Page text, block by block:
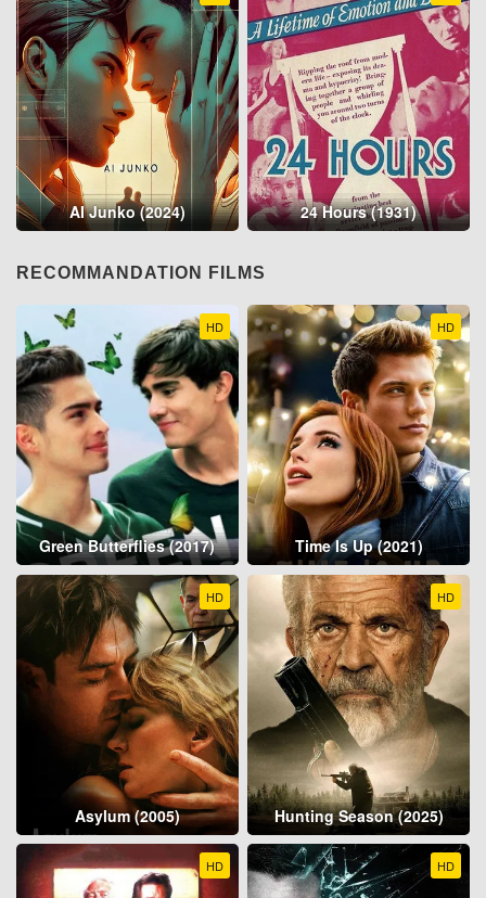
AI Junko (2024) 24 Hours (1931)
RECOMMANDATION FILMS
HD
Green Butterflies (2017)
HD
Time Is Up (2021)
HD
Asylum (2005)
HD
Hunting Season (2025)
HD HD